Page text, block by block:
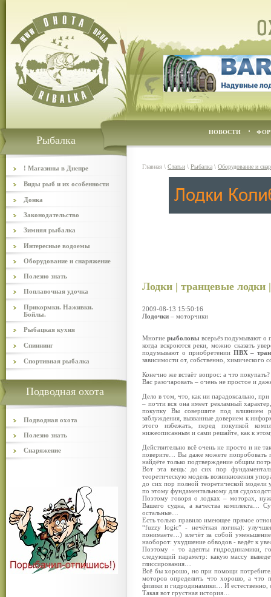
Рыбалка
НОВОСТИ
! Магазины в Днепре
Виды рыб и их особенности
Донка
Законодательство
Зимняя рыбалка
Интересные водоемы
Оборудование и снаряжение
Полезно знать
Поплавочная удочка
Прикормки. Наживки.
Бойлы.
Рыбацкая кухня
Спиннинг
Спортивная рыбалка
Подводная охота
Подводная охота
Полезно знать
Снаряжение
Главная \ Статьи \ Рыбалка \ Оборудование и
Лодки | транцевые
2009-08-13 15:50:16
Лодочки – моторчики
Многие рыболовы всерьёз подумывают о
когда вскроются реки, можно сказать
подумывают о приобретении ПВХ –
зависимости от, собственно, химического
Конечно же встаёт вопрос: а что
Вас разочаровать – очень не простое и
Дело в том, что, как ни парадоксально,
– почти вся она имеет рекламный
покупку Вы совершите под влиянием
заблуждения, вызванные доверием к
этого избежать, перед покупкой
нижеописанным и сами решайте, как к
Действительно всё очень не просто и не
поверите… Вы даже можете попробовать
найдёте только подтверждение общим
Вот эта вещь: до сих пор
теоретическую модель возникновения
до сих пор полной теоретической модели
по этому фундаментальному для
Поэтому говоря о лодках – моторах,
Вашего судна, а качества комплекта…
остальные…
Есть только правило имеющее прямое
“fuzzy logic” - нечёткая логика):
понимаете…) влечёт за собой
наоборот: ухудшение обводов - ведёт к
Поэтому - то адепты гидродинамики,
следующий параметр: какую массу
глиссирования…
Всё бы хорошо, но при помощи
моторов определить что хорошо, а что
физики и гидродинамики… И
Такая вот грустная история…